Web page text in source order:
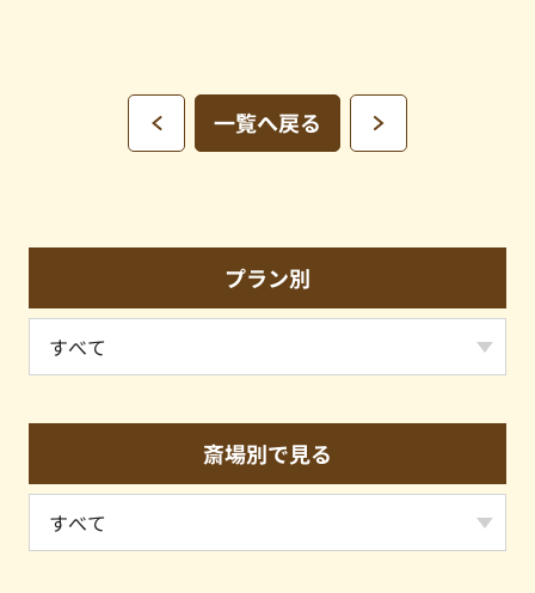
一覧へ戻る
プラン別
斎場別で見る